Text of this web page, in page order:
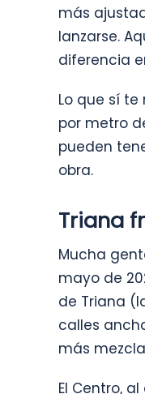
más
lanzarse.
diferencia
Lo que sí
por metro
pueden
obra.
Triana
Mucha
mayo de
de Triana
calles
más
El Centro,